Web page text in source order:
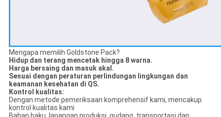
Mengapa memilih Goldstone Pack?
Hidup dan terang mencetak hingga 8 warna.
Harga bersaing dan masuk akal.
Sesuai dengan peraturan perlindungan lingkungan dan
keamanan kesehatan di QS.
Kontrol kualitas:
Dengan metode pemeriksaan komprehensif kami, mencakup
kontrol kualitas kami